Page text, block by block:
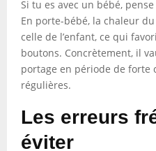
Si tu es avec un bébé,
En porte-bébé, la chaleur du
celle de l’enfant, ce qui
boutons. Concrètement, il
portage en période de forte
régulières.
Les erreurs
éviter